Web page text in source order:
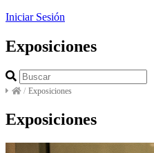
Iniciar Sesión
Exposiciones
/ Exposiciones
Exposiciones